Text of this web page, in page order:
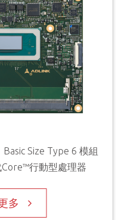
Size Type 6 模組
行動型處理器
多